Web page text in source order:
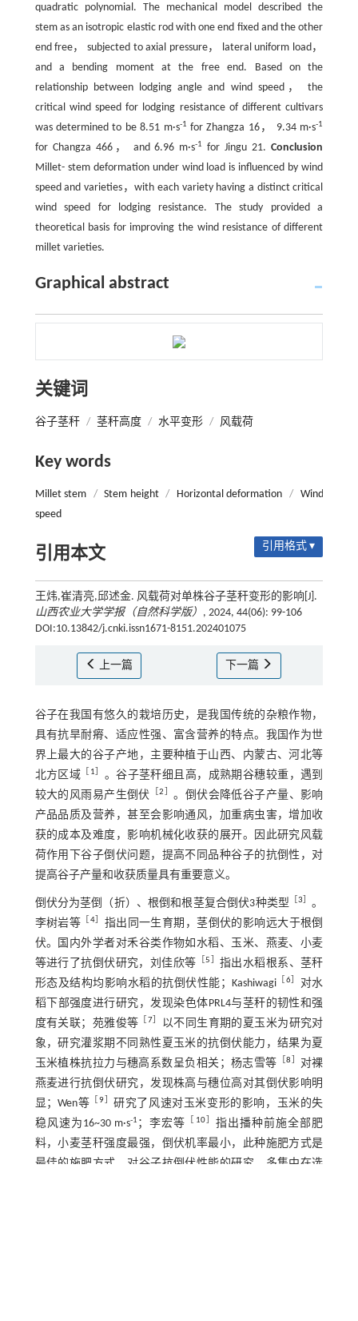
quadratic polynomial. The mechanical model described the
stem as an isotropic elastic rod with one end fixed and the other
end free， subjected to axial pressure， lateral uniform load，
and a bending moment at the free end. Based on the
relationship between lodging angle and wind speed， the
critical wind speed for lodging resistance of different cultivars
was determined to be 8.51 m·s-1 for Zhangza 16， 9.34 m·s-1
for Changza 466， and 6.96 m·s-1 for Jingu 21.Conclusion
Millet- stem deformation under wind load is influenced by wind
speed and varieties，with each variety having a distinct critical
wind speed for lodging resistance. The study provided a
theoretical basis for improving the wind resistance of different
millet varieties.
Graphical abstract
关键词
谷子茎秆 / 茎秆高度 / 水平变形 / 风载荷
Key words
Millet stem / Stem height / Horizontal deformation /
Wind
speed
引用本文 引用格式 ▾
王炜,崔清亮,邱述金. 风载荷对单株谷子茎秆变形的影响[J].
山西农业大学学报（自然科学版） , 2024, 44(06): 99-106
DOI:10.13842/j.cnki.issn1671-8151.202401075
上一篇 下一篇
谷子在我国有悠久的栽培历史，是我国传统的杂粮作物，
具有抗旱耐瘠、适应性强、富含营养的特点。我国作为世
界上最大的谷子产地，主要种植于山西、内蒙古、河北等
北方区域
1
。谷子茎秆细且高，成熟期谷穗较重，遇到
较大的风雨易产生倒伏 ［2
。倒伏会降低谷子产量、影响
产品品质及营养，甚至会影响通风，加重病虫害，增加收
获的成本及难度，影响机械化收获的展开。因此研究风载
荷作用下谷子倒伏问题，提高不同品种谷子的抗倒性，对
提高谷子产量和收获质量具有重要意义。
倒伏分为茎倒（折）、根倒和根茎复合倒伏3种类型 ［3
。
李树岩等
4］ 指出同一生育期，茎倒伏的影响远大于根倒
伏。国内外学者对禾谷类作物如水稻、玉米、燕麦、小麦
等进行了抗倒伏研究，刘佳欣等 ［5
指出水稻根系、茎秆
形态及结构均影响水稻的抗倒伏性能；Kashiwagi［ 6］
对水
稻下部强度进行研究，发现染色体PRL4与茎秆的韧性和强
度有关联；苑雅俊等
7］
以不同生育期的夏玉米为研究对
象，研究灌浆期不同熟性夏玉米的抗倒伏能力，结果为夏
玉米植株抗拉力与穗高系数呈负相关；杨志雪等 ［8
对裸
燕麦进行抗倒伏研究，发现株高与穗位高对其倒伏影响明
显；Wen等 ［9 ］研究了风速对玉米变形的影响，玉米的失
稳风速为16~30 m·s-1 ；李宏等 10］ 指出播种前施全部肥
料，小麦茎秆强度最强，倒伏机率最小，此种施肥方式是
最佳的施肥方式。对谷子抗倒伏性能的研究，多集中在选